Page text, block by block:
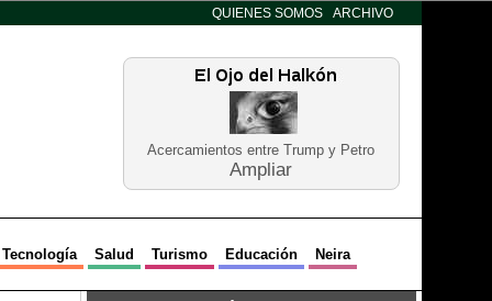
QUIENES SOMOS ARCHIVO
Acercamientos entre Trump y Petro
Ampliar
Tecnología Salud Turismo Educación Neira